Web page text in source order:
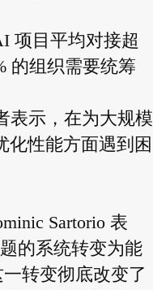
项目平均对接超
的组织需要统筹
表示，在为大规模
化性能方面遇到困
Sartorio 表
的系统转变为能
转变彻底改变了